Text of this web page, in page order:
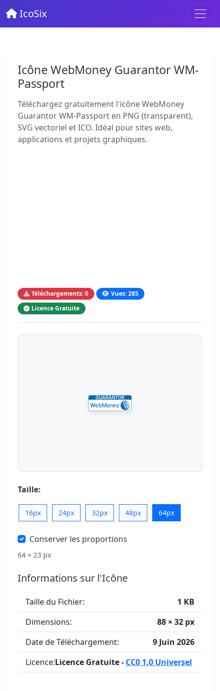
IcoSix
Icône WebMoney Guarantor WM-
Passport
Téléchargez gratuitement l'icône WebMoney
Guarantor WM-Passport en PNG (transparent),
SVG vectoriel et ICO. Idéal pour sites web,
applications et projets graphiques.
Téléchargements: 0
Vues: 285
Licence Gratuite
Taille:
16px 24px 32px 48px 64px
Conserver les proportions
64 × 23 px
Informations sur l'Icône
Taille du Fichier:
1 KB
Dimensions:
88 × 32 px
Date de Téléchargement:
9 Juin 2026
Licence:Licence Gratuite - CC0 1.0 Universel